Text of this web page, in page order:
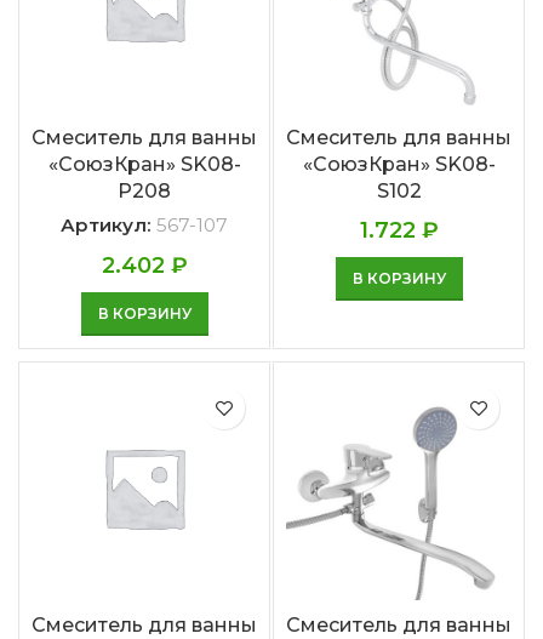
Смеситель для ванны
«СоюзКран» SK08-
P208
Артикул: 567-107
2.402 ₽
В КОРЗИНУ
Смеситель для ванны
«СоюзКран» SK08-
S102
1.722 ₽
В КОРЗИНУ
Смеситель для ванны
Смеситель для ванны